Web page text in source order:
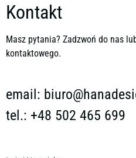
Kontakt
Masz pytania? Zadzwoń do nas
kontaktowego.
email:
tel.: +48 502 465 699